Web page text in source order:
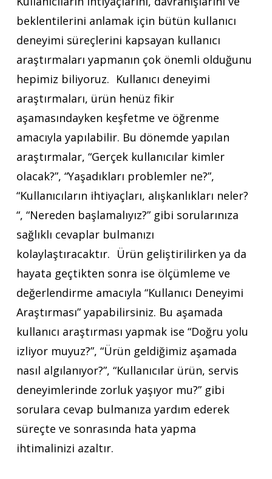
beklentilerini anlamak için bütün kullanıcı
deneyimi süreçlerini kapsayan kullanıcı
araştırmaları yapmanın çok önemli olduğunu
hepimiz biliyoruz. Kullanıcı deneyimi
araştırmaları, ürün henüz fikir
aşamasındayken keşfetme ve öğrenme
amacıyla yapılabilir. Bu dönemde yapılan
araştırmalar, “Gerçek kullanıcılar kimler
olacak?”, “Yaşadıkları problemler ne?”,
“Kullanıcıların ihtiyaçları, alışkanlıkları neler?
“, “Nereden başlamalıyız?” gibi sorularınıza
sağlıklı cevaplar bulmanızı
kolaylaştıracaktır. Ürün geliştirilirken ya da
hayata geçtikten sonra ise ölçümleme ve
değerlendirme amacıyla “Kullanıcı Deneyimi
Araştırması” yapabilirsiniz. Bu aşamada
kullanıcı araştırması yapmak ise “Doğru yolu
izliyor muyuz?”, “Ürün geldiğimiz aşamada
nasıl algılanıyor?”, “Kullanıcılar ürün, servis
deneyimlerinde zorluk yaşıyor mu?” gibi
sorulara cevap bulmanıza yardım ederek
süreçte ve sonrasında hata yapma
ihtimalinizi azaltır.